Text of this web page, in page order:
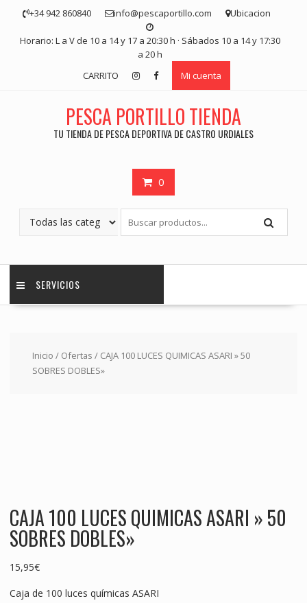
contenido
+34 942 860840 info@pescaportillo.com Ubicacion
Horario: L a V de 10 a 14 y 17 a 20:30 h · Sábados 10 a 14 y 17:30
a 20 h
CARRITO
Mi cuenta
PESCA PORTILLO TIENDA
TU TIENDA DE PESCA DEPORTIVA DE CASTRO URDIALES
0
SERVICIOS
Inicio / Ofertas / CAJA 100 LUCES QUIMICAS ASARI » 50
SOBRES DOBLES»
CAJA 100 LUCES QUIMICAS ASARI » 50
SOBRES DOBLES»
15,95€
Caja de 100 luces químicas ASARI